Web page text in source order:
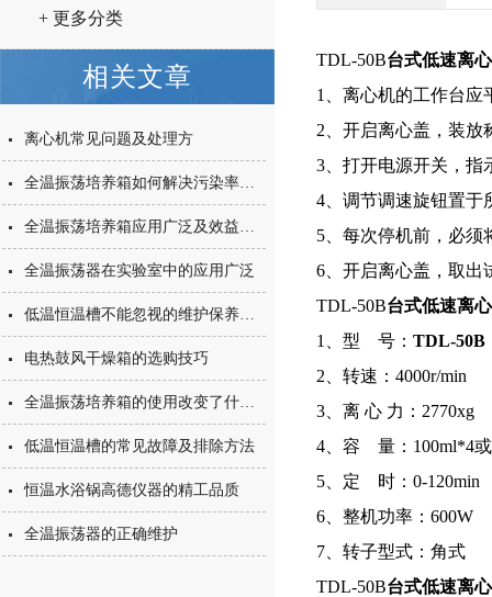
+ 更多分类
相关文章
离心机常见问题及处理方
全温振荡培养箱如何解决污染率与生长周期矛盾？
全温振荡培养箱应用广泛及效益显著
全温振荡器在实验室中的应用广泛
低温恒温槽不能忽视的维护保养工作
电热鼓风干燥箱的选购技巧
全温振荡培养箱的使用改变了什么？
低温恒温槽的常见故障及排除方法
恒温水浴锅高德仪器的精工品质
全温振荡器的正确维护
TDL-50B台式低速离
1、离心机的工作台应
2、开启离心盖，装
3、打开电源开关，指
4、调节调速旋钮置于
5、每次停机前，必须
6、开启离心盖，取出
TDL-50B台式低速离
1、型 号： TDL-50B
2、转速：4000r/min
3、离 心 力：2770xg
4、容 量：100ml*4或
5、定 时：0-120min
6、整机功率：600W
7、转子型式：角式
TDL-50B台式低速离